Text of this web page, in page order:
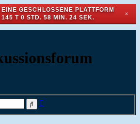
GESCHLOSSENE PLATTFORM
145 T 0 STD. 58 MIN. 24 SEK.
✕
Suche